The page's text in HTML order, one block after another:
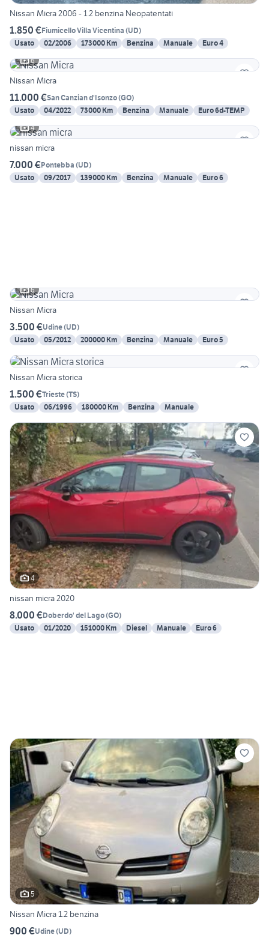
Nissan Micra 2006 - 1.2 benzina Neopatentati
1.850 €Fiumicello Villa Vicentina (UD)
Usato
02/2006 173000 Km Benzina Manuale
Euro 4
6
Nissan Micra
11.000 €San Canzian d'Isonzo(GO)
Usato
04/2022 73000 Km Benzina Manuale
Euro 6d-TEMP
4
nissan micra
7.000 €Pontebba (UD)
Usato
09/2017 139000 Km Benzina Manuale Euro 6
6
Nissan Micra
3.500 €Udine(UD)
Usato
05/2012 200000 Km Benzina Manuale Euro 5
Nissan Micra storica
1.500 €Trieste(TS)
Usato
06/1996 180000 Km Benzina Manuale
4
nissan micra 2020
8.000 €Doberdo' del Lago(GO)
Usato
01/2020 151000 Km Diesel Manuale Euro 6
5
Nissan Micra 1.2 benzina
900 €Udine(UD)